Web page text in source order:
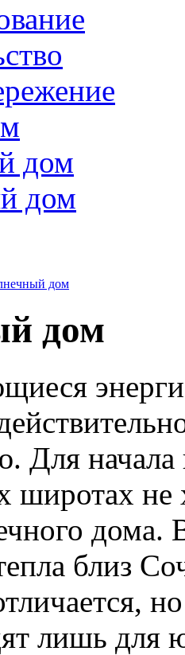
дом
дом
дом
дом
Для
широтах не
дома.
близ
лишь для